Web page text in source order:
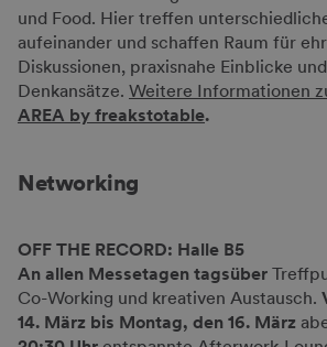
und Food. Hier treffen
aufeinander und schaffen Raum für
Diskussionen, praxisnahe Einblicke
Denkansätze. Weitere Informationen
AREA by freakstotable.
Networking
OFF THE RECORD: Halle B5
An allen Messetagen tagsüber
Co-Working und kreativen Austausch.
14. März bis Montag, den 16. März